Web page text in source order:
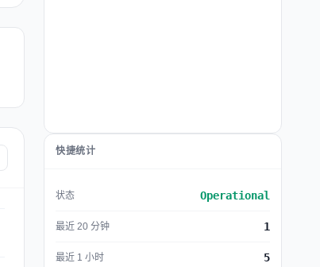
快捷统计
状态 Operational
最近 20 分钟 1
最近 1 小时 5